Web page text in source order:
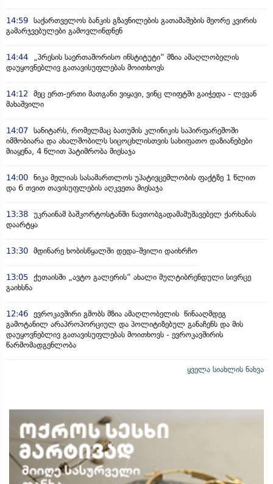
14:59 საქართველოს ბანკის გზავნილების გათამაშების მეორე კვირის
გამარჯვებულები გამოვლინდნენ
14:44
„პრესის საერთაშორისო ინსტიტუტი“ მზია ამაღლობელის
დაუყოვნებლივ გათავისუფლებას მოითხოვს
14:12
მეც ერთ-ერთი მათგანი ვიყავი, ვინც ლიფტში გაიჭედა - ლევან
მახაშვილი
14:07 სანიტარს, რომელმაც ბათუმის კლინიკის საპირფარეშოში
იმშობიარა და ახალშობილს სიცოცხლისთვის სახიფათო დაზიანებები
მიაყენა, 4 წლით პატიმრობა მიესაჯა
14:00 ნიკა მელიას სასამართლოს უპატივცემლობის ფაქტზე 1 წლით
და 6 თვით თავისუფლების აღკვეთა მიესაჯა
13:38 უკრაინამ ბაშკორტოსტანში ნავთობგადამამუშავებელ ქარხანას
დაარტყა
13:30 მდინარე ხობისწყალში დედა-შვილი დაიხრჩო
13:05 ქუთაისში „ავტო გალერის“ ახალი მულტიბრენდული სივრცე
გაიხსნა
12:46 ევროკავშირი გმობს მზია ამაღლობელის წინააღმდეგ
გამოტანილ არაპროპორციულ და პოლიტიზებულ განაჩენს და მის
დაუყოვნებლივ გათავისუფლებას მოითხოვს - ევროკავშირის
წარმომადგენლობა
ყველა სიახლის ნახვა